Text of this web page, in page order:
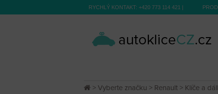
RYCHLÝ KONTAKT: +420 773 114 421 |
> Vyberte značku > Renault > Klíče a